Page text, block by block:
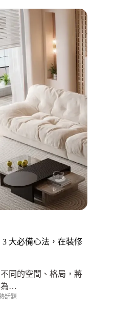
大必備心法，在裝修
同的空間、格局，將
為…
話題